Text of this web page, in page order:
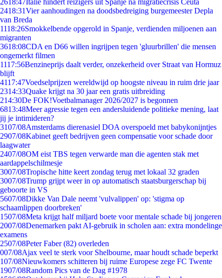
2618:47Italië hindert reizigers uit Spanje na migratiecrisis Ceuta
2418:31Vier aanhoudingen na doodsbedreiging burgemeester Depla
van Breda
1118:26Smokkelbende opgerold in Spanje, verdienden miljoenen aan
migranten
3618:08CDA en D66 willen ingrijpen tegen 'gluurbrillen' die mensen
ongemerkt filmen
1117:56Benzineprijs daalt verder, onzekerheid over Straat van Hormuz
blijft
4117:47Voedselprijzen wereldwijd op hoogste niveau in ruim drie jaar
2314:33Quake krijgt na 30 jaar een gratis uitbreiding
214:30De FOK!Voetbalmanager 2026/2027 is begonnen
6813:48Meer agressie tegen een andersluidende politieke mening, laat
jij je intimideren?
3107/08Amsterdams dierenasiel DOA overspoeld met babykonijntjes
2907/08Kabinet geeft bedrijven geen compensatie voor schade door
laagwater
2407/08OM eist TBS tegen verwarde man die agenten stak met
aardappelschilmesje
3007/08Tropische hitte keert zondag terug met lokaal 32 graden
3007/08Trump grijpt weer in op automatisch staatsburgerschap bij
geboorte in VS
5607/08Dikke Van Dale neemt 'vulvalippen' op: 'stigma op
schaamlippen doorbreken'
1507/08Meta krijgt half miljard boete voor mentale schade bij jongeren
2007/08Denemarken pakt AI-gebruik in scholen aan: extra mondelinge
examens
2507/08Peter Faber (82) overleden
007/08Ajax veel te sterk voor Shelbourne, maar houdt schade beperkt
107/08Nieuwkomers schitteren bij ruime Europese zege FC Twente
1907/08Random Pics van de Dag #1978